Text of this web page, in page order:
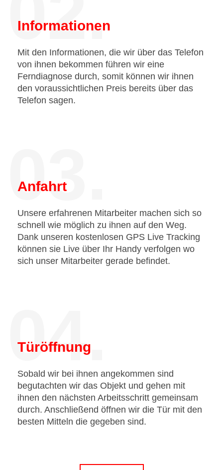
Informationen
Mit den Informationen, die wir über das Telefon
von ihnen bekommen führen wir eine
Ferndiagnose durch, somit können wir ihnen
den voraussichtlichen Preis bereits über das
Telefon sagen.
03.
Anfahrt
Unsere erfahrenen Mitarbeiter machen sich so
schnell wie möglich zu ihnen auf den Weg.
Dank unseren kostenlosen GPS Live Tracking
können sie Live über Ihr Handy verfolgen wo
sich unser Mitarbeiter gerade befindet.
04.
Türöffnung
Sobald wir bei ihnen angekommen sind
begutachten wir das Objekt und gehen mit
ihnen den nächsten Arbeitsschritt gemeinsam
durch. Anschließend öffnen wir die Tür mit den
besten Mitteln die gegeben sind.